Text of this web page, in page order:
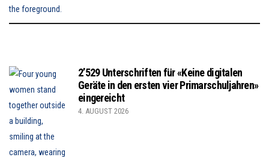
2’529 Unterschriften für «Keine digitalen
Geräte in den ersten vier Primarschuljahren»
eingereicht
4. AUGUST 2026